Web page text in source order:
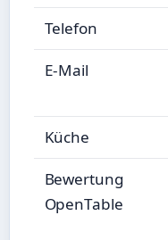
Telefon
E-Mail
Küche
Bewertung
OpenTable